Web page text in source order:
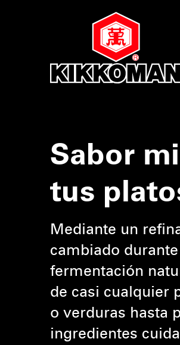
Sabor
tus
Mediante un
cambiado
fermentación
de casi cualquier
o verduras hasta
ingredientes